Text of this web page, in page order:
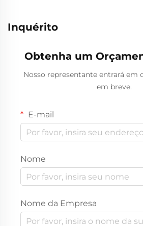
Inquérito
Obtenha um
Nosso representante entrará em
em breve.
E-mail
Nome
Nome da Empresa